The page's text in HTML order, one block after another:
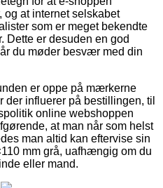
og at internet selskabet
som er meget bekendte
Dette er desuden en god
du møder besvær med din
er oppe på mærkerne
influerer på bestillingen, til
online webshoppen
at man når som helst
man altid kan eftervise sin
mm grå, uafhængig om du
eller mand.